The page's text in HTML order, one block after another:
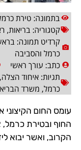
בתמונה: טירת
קטגוריה: בריאות,
קרדיט תמונה:
כרמל והסביבה
כתב: עורך ראשי
תגיות: איחוד הצלה,
כרמל, משרד
עומס החום הקיצוני
החוף ובטירת כרמל,
הקרוב, ואשר יבוא